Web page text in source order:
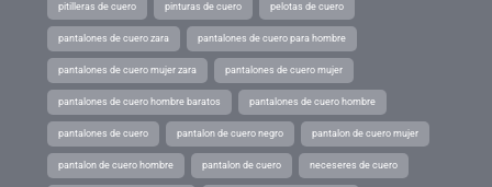
pitilleras de cuero pinturas de cuero pelotas de cuero
pantalones de cuero zara pantalones de cuero para hombre
pantalones de cuero mujer zara pantalones de cuero mujer
pantalones de cuero hombre baratos pantalones de cuero hombre
pantalones de cuero pantalon de cuero negro pantalon de cuero mujer
pantalon de cuero hombre pantalon de cuero neceseres de cuero